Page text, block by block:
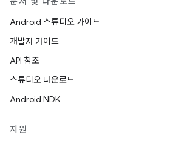
Android 스튜디오 가이드
개발자 가이드
API 참조
스튜디오 다운로드
Android NDK
지원